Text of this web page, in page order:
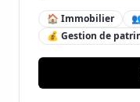
🏠 Immobilier
💰 Gestion de